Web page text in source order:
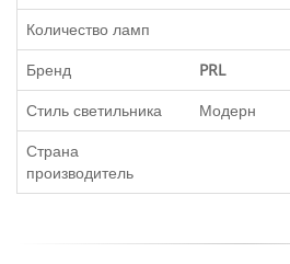
Количество ламп
Бренд
PRL
Стиль светильника
Модерн
Страна
производитель